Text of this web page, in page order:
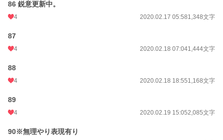
86 鋭意更新中。
4 2020.02.17 05:581,348文字
87
4 2020.02.18 07:041,444文字
88
4 2020.02.18 18:551,168文字
89
4 2020.02.19 15:052,085文字
90※無理やり表現有り